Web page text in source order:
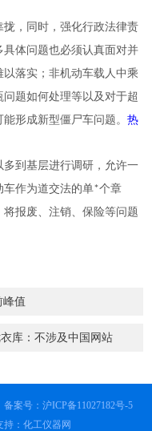
，同时，强化行政法律责
体问题也必须认真面对并
落实；非机动车载人中乘
题如何处理等以及对于超
形成新型僵尸车问题。热
到基层进行调研，允许一
车作为道交法的单*个章
报废、注销、保险等问题
峰值
库：不涉及中国网站
备案号：沪ICP备11027182号-5
持：化工仪器网